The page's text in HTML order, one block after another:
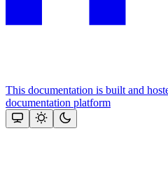
This documentation is built and
documentation platform